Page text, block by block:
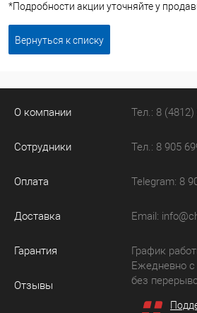
*Подробности акции уточняйте у
Вернуться к списку
О компании
Сотрудники
Оплата
Доставка
Гарантия
Отзывы
Тел.: 8 (4812)
Тел.: 8 905
Telegram: 8
Email:
График
Ежедневно с
без